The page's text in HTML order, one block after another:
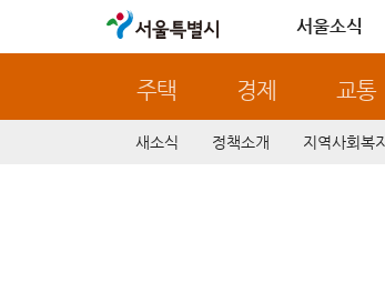
서울특별시 서울소식
주택 경제 교통
새소식 정책소개 지역사회복지